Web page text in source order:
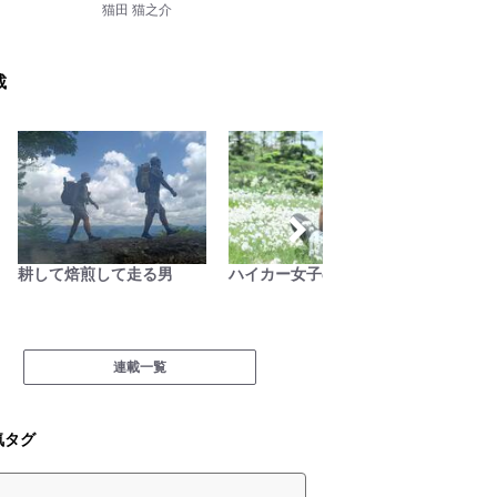
猫田 猫之介
耕して焙煎して走る男 ハイカー女子の一杯
連載一覧
タグ